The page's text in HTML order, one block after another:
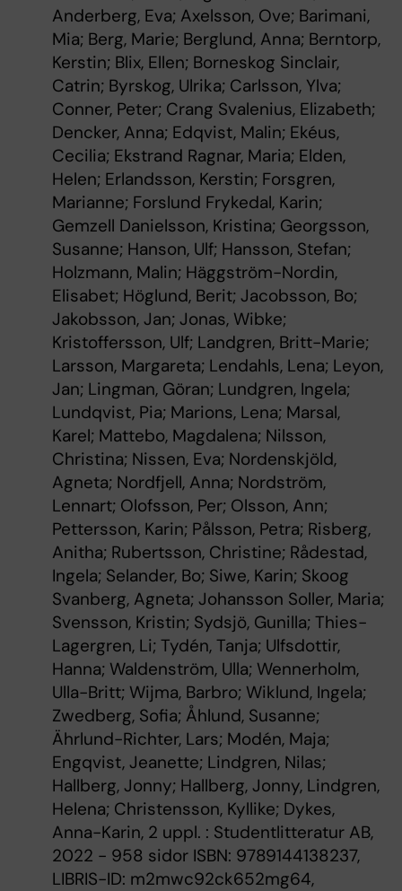
Anderberg, Eva; Axelsson, Ove; Barimani,
Mia; Berg, Marie; Berglund, Anna; Berntorp,
Kerstin; Blix, Ellen; Borneskog Sinclair,
Catrin; Byrskog, Ulrika; Carlsson, Ylva;
Conner, Peter; Crang Svalenius, Elizabeth;
Dencker, Anna; Edqvist, Malin; Ekéus,
Cecilia; Ekstrand Ragnar, Maria; Elden,
Helen; Erlandsson, Kerstin; Forsgren,
Marianne; Forslund Frykedal, Karin;
Gemzell Danielsson, Kristina; Georgsson,
Susanne; Hanson, Ulf; Hansson, Stefan;
Holzmann, Malin; Häggström-Nordin,
Elisabet; Höglund, Berit; Jacobsson, Bo;
Jakobsson, Jan; Jonas, Wibke;
Kristoffersson, Ulf; Landgren, Britt-Marie;
Larsson, Margareta; Lendahls, Lena; Leyon,
Jan; Lingman, Göran; Lundgren, Ingela;
Lundqvist, Pia; Marions, Lena; Marsal,
Karel; Mattebo, Magdalena; Nilsson,
Christina; Nissen, Eva; Nordenskjöld,
Agneta; Nordfjell, Anna; Nordström,
Lennart; Olofsson, Per; Olsson, Ann;
Pettersson, Karin; Pålsson, Petra; Risberg,
Anitha; Rubertsson, Christine; Rådestad,
Ingela; Selander, Bo; Siwe, Karin; Skoog
Svanberg, Agneta; Johansson Soller, Maria;
Svensson, Kristin; Sydsjö, Gunilla; Thies-
Lagergren, Li; Tydén, Tanja; Ulfsdottir,
Hanna; Waldenström, Ulla; Wennerholm,
Ulla-Britt; Wijma, Barbro; Wiklund, Ingela;
Zwedberg, Sofia; Åhlund, Susanne;
Ährlund-Richter, Lars; Modén, Maja;
Engqvist, Jeanette; Lindgren, Nilas;
Hallberg, Jonny; Hallberg, Jonny, Lindgren,
Helena; Christensson, Kyllike; Dykes,
Anna-Karin, 2 uppl. : Studentlitteratur AB,
2022 - 958 sidor ISBN: 9789144138237,
LIBRIS-ID: m2mwc92ck652mg64,